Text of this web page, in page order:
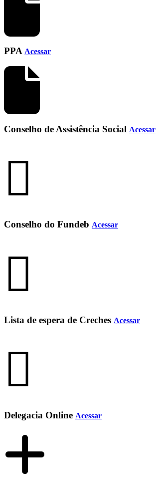
PPA Acessar
Conselho de Assistência Social Acessar
Conselho do Fundeb Acessar
Lista de espera de Creches Acessar
Delegacia Online Acessar